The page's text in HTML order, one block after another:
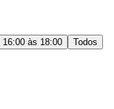
16:00 às 18:00
Todos